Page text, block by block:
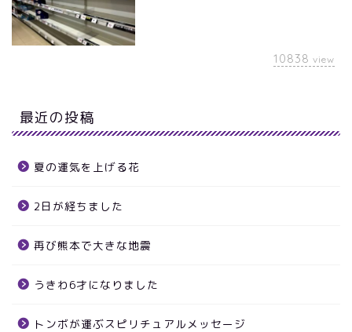
10838 view
最近の投稿
夏の運気を上げる花
2日が経ちました
再び熊本で大きな地震
うきわ6才になりました
トンボが運ぶスピリチュアルメッセージ